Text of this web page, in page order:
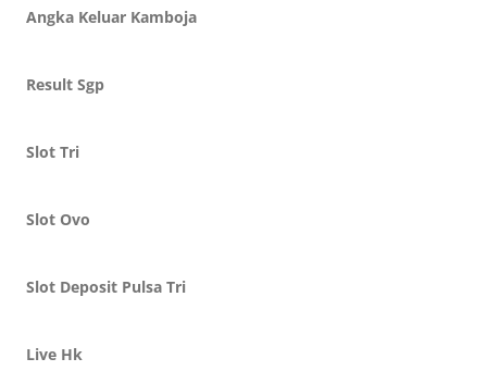
Angka Keluar Kamboja
Result Sgp
Slot Tri
Slot Ovo
Slot Deposit Pulsa Tri
Live Hk